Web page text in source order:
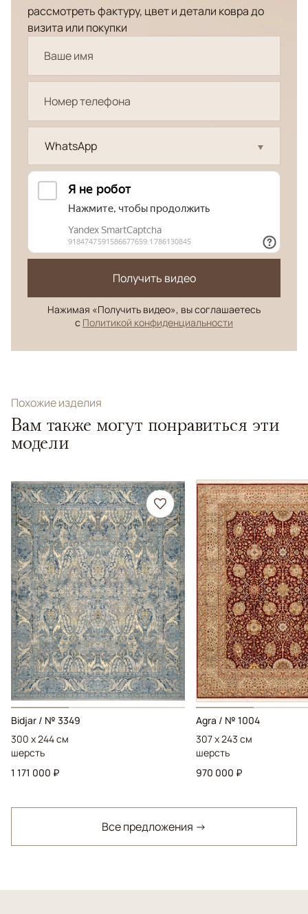
рассмотреть фактуру, цвет и детали ковра до
визита или покупки
WhatsApp
Получить видео
Нажимая «Получить видео», вы соглашаетесь
с Политикой конфиденциальности
Похожие изделия
Вам также могут понравиться эти
модели
Bidjar / № 3349
300 x 244 см
шерсть
1 171 000 ₽
Agra / № 1004
307 x 243 см
шерсть
970 000 ₽
Все предложения →